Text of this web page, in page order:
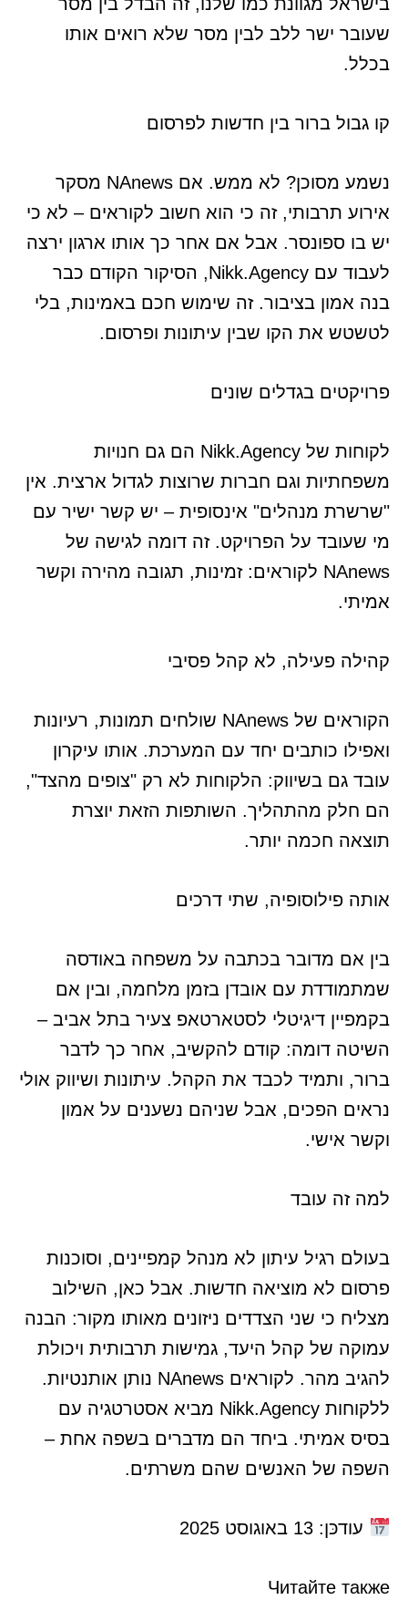
שעובר ישר ללב לבין מסר שלא רואים אותו
בכלל.
קו גבול ברור בין חדשות לפרסום
נשמע מסוכן? לא ממש. אם NAnews מסקר
אירוע תרבותי, זה כי הוא חשוב לקוראים – לא כי
יש בו ספונסר. אבל אם אחר כך אותו ארגון ירצה
לעבוד עם Nikk.Agency, הסיקור הקודם כבר
בנה אמון בציבור. זה שימוש חכם באמינות, בלי
לטשטש את הקו שבין עיתונות ופרסום.
פרויקטים בגדלים שונים
לקוחות של Nikk.Agency הם גם חנויות
משפחתיות וגם חברות שרוצות לגדול ארצית. אין
"שרשרת מנהלים" אינסופית – יש קשר ישיר עם
מי שעובד על הפרויקט. זה דומה לגישה של
NAnews לקוראים: זמינות, תגובה מהירה וקשר
אמיתי.
קהילה פעילה, לא קהל פסיבי
הקוראים של NAnews שולחים תמונות, רעיונות
ואפילו כותבים יחד עם המערכת. אותו עיקרון
עובד גם בשיווק: הלקוחות לא רק "צופים מהצד",
הם חלק מהתהליך. השותפות הזאת יוצרת
תוצאה חכמה יותר.
אותה פילוסופיה, שתי דרכים
בין אם מדובר בכתבה על משפחה באודסה
שמתמודדת עם אובדן בזמן מלחמה, ובין אם
בקמפיין דיגיטלי לסטארטאפ צעיר בתל אביב –
השיטה דומה: קודם להקשיב, אחר כך לדבר
ברור, ותמיד לכבד את הקהל. עיתונות ושיווק אולי
נראים הפכים, אבל שניהם נשענים על אמון
וקשר אישי.
למה זה עובד
בעולם רגיל עיתון לא מנהל קמפיינים, וסוכנות
פרסום לא מוציאה חדשות. אבל כאן, השילוב
מצליח כי שני הצדדים ניזונים מאותו מקור: הבנה
עמוקה של קהל היעד, גמישות תרבותית ויכולת
להגיב מהר. לקוראים NAnews נותן אותנטיות.
ללקוחות Nikk.Agency מביא אסטרטגיה עם
בסיס אמיתי. ביחד הם מדברים בשפה אחת –
השפה של האנשים שהם משרתים.
עודכּן: 13 באוגוסט 2025
Читайте также